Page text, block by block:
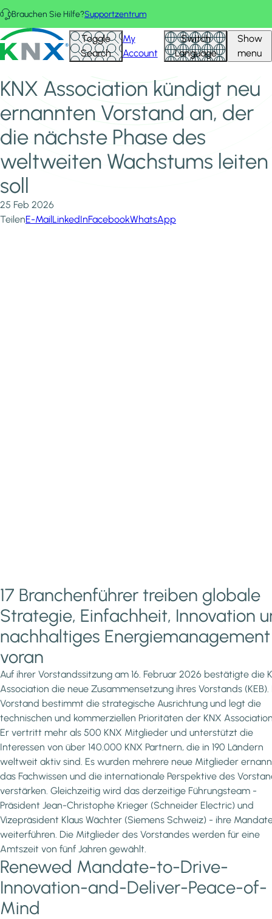
Direkt zum Inhalt
Brauchen Sie Hilfe?Supportzentrum
KNX - Homepage Toggle
Search
My
Account
Switch
Language
Show
menu
Startseite
Neuigkeiten und Einblicke
KNX Association kündigt neu ernannten Vorstand an, der
die nächste Phase des weltweiten Wachstums leiten soll
KNX Association kündigt neu
ernannten Vorstand an, der
die nächste Phase des
weltweiten Wachstums leiten
soll
25 Feb 2026
TeilenE-MailLinkedInFacebookWhatsApp
17 Branchenführer treiben globale
Strategie, Einfachheit, Innovation
nachhaltiges Energiemanagement
voran
Auf ihrer Vorstandssitzung am 16. Februar 2026 bestätigte die
Association die neue Zusammensetzung ihres Vorstands (KEB).
Vorstand bestimmt die strategische Ausrichtung und legt die
technischen und kommerziellen Prioritäten der KNX
Er vertritt mehr als 500 KNX Mitglieder und unterstützt die
Interessen von über 140.000 KNX Partnern, die in 190 Ländern
weltweit aktiv sind. Es wurden mehrere neue Mitglieder
das Fachwissen und die internationale Perspektive des
verstärken. Gleichzeitig wird das derzeitige Führungsteam -
Präsident Jean-Christophe Krieger (Schneider Electric) und
Vizepräsident Klaus Wächter (Siemens Schweiz) - ihre
weiterführen. Die Mitglieder des Vorstandes werden für eine
Amtszeit von fünf Jahren gewählt.
Renewed Mandate-to-Drive-
Innovation-and-Deliver-Peace-of-
Mind